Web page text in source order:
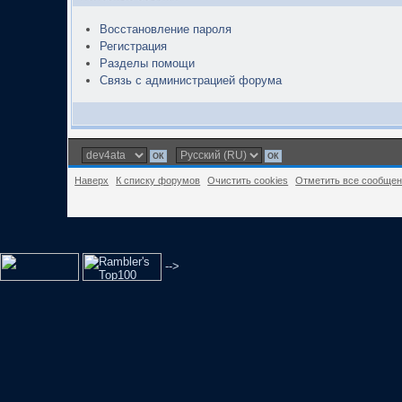
Восстановление пароля
Регистрация
Разделы помощи
Связь с администрацией форума
Наверх К списку форумов Очистить cookies Отметить все
-->